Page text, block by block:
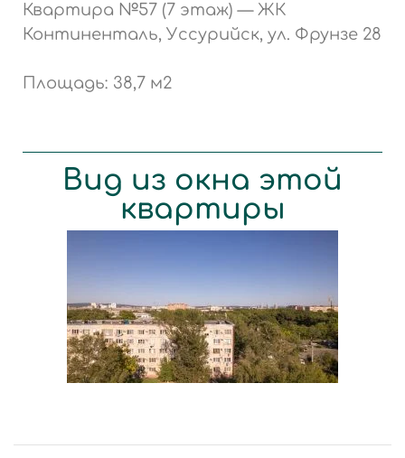
Квартира №57 (7 этаж) — ЖК
Континенталь, Уссурийск, ул. Фрунзе 28
Площадь: 38,7 м2
Вид из окна этой
квартиры